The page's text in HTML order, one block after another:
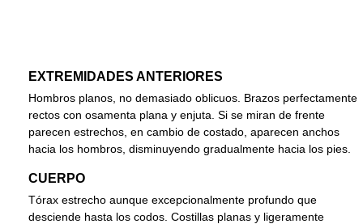
EXTREMIDADES ANTERIORES
Hombros planos, no demasiado oblicuos. Brazos perfectamente
rectos con osamenta plana y enjuta. Si se miran de frente
parecen estrechos, en cambio de costado, aparecen anchos
hacia los hombros, disminuyendo gradualmente hacia los pies.
CUERPO
Tórax estrecho aunque excepcionalmente profundo que
desciende hasta los codos. Costillas planas y ligeramente